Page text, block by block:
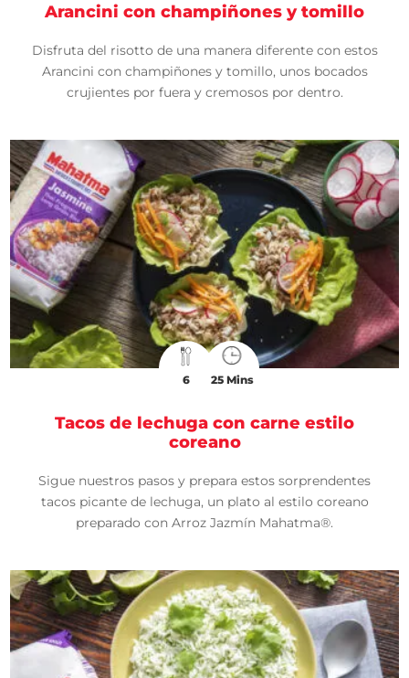
Arancini con champiñones y tomillo
Disfruta del risotto de una manera diferente con estos
Arancini con champiñones y tomillo, unos bocados
crujientes por fuera y cremosos por dentro.
6 25 Mins
Tacos de lechuga con carne estilo
coreano
Sigue nuestros pasos y prepara estos sorprendentes
tacos picante de lechuga, un plato al estilo coreano
preparado con Arroz Jazmín Mahatma®.